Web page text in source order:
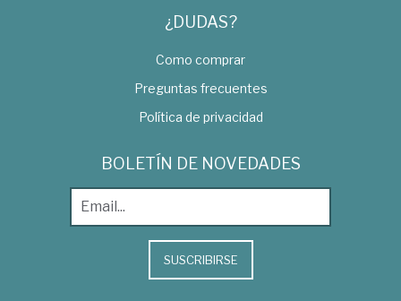
¿DUDAS?
Como comprar
Preguntas frecuentes
Política de privacidad
BOLETÍN DE NOVEDADES
SUSCRIBIRSE